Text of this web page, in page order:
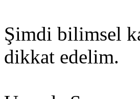
Şimdi bilimsel
dikkat edelim.